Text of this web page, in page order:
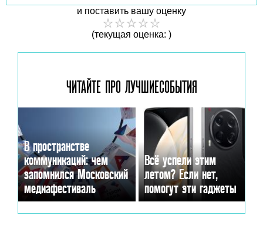
и поставить вашу оценку
(текущая оценка: )
ЧИТАЙТЕ ПРО ЛУЧШИЕСОБЫТИЯ
В пространстве
коммуникаций: чем
запомнился Московский
медиафестиваль
Всё успели этим
летом? Если нет,
помогут эти гаджеты